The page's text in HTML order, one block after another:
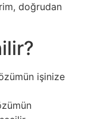
doğrudan
işinize